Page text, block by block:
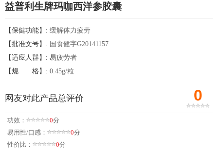
益普利生牌玛咖西洋参胶囊
【保健功能】: 缓解体力疲劳
【批准文号】: 国食健字G20141157
【适应人群】: 易疲劳者
【规
格】: 0.45g/粒
0
网友对此产品总评价
功效： 0分
易用性/口感：
0分
性价比：
0分